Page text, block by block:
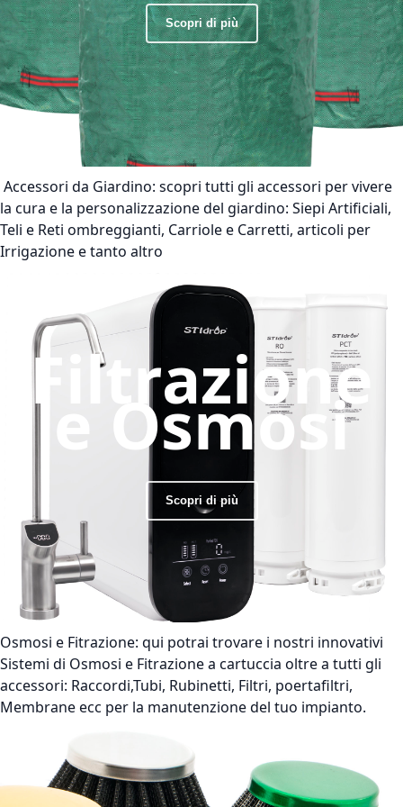
Scopri di più
Accessori da Giardino: scopri tutti gli accessori per vivere
la cura e la personalizzazione del giardino: Siepi Artificiali,
Teli e Reti ombreggianti, Carriole e Carretti, articoli per
Irrigazione e tanto altro
Filtrazione
e Osmosi
Scopri di più
Osmosi e Fitrazione: qui potrai trovare i nostri innovativi
Sistemi di Osmosi e Fitrazione a cartuccia oltre a tutti gli
accessori: Raccordi,Tubi, Rubinetti, Filtri, poertafiltri,
Membrane ecc per la manutenzione del tuo impianto.